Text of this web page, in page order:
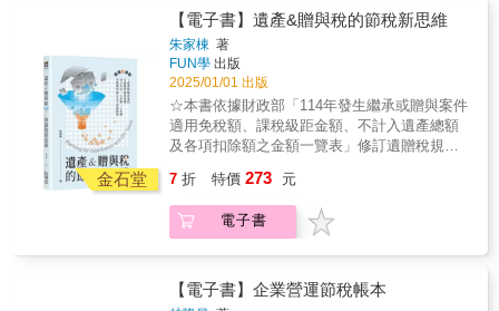
加，例如男性60歲的保險成本是30歲的10.3
倍，作者初步估算，如果你的投資保單的投報
率是3%的話，保單價值在87歲時失效。如果投
報率是0%，會在67歲失效。許多投資人沒有弄
清楚，到時白忙一場。說它是地獄保單，也許
有點誇張，但不是全無道理！作者在書中公開
友人的1,000萬元投資型保單，10年共繳了783
零！ && 邏輯思考及常識貫穿全書的內容。作
者一位40幾歲友人想買的保單如下，並問作者
的看法。 這是○○人壽的「20年繳／終身意外
險」，在16歲至50歲買此份「20年繳／終身意
外險」的保費，同樣是17,390元／年。保費並
無年齡上的差異，20年的總繳保費共347,800
元；此份保單給付項目多，還有101歲祝壽金10
研究資訊／數據的三步曲，作者曾以此三步
曲，寫過《拒當下流老人的退休理財計劃》等4
本理財暢銷書，本書即是以常識邏輯思考，進
行比較分析，探討（人身）保險商品之必要性
與適用性。 & 本書帶你深入瞭解保單關鍵細
節！ 讓你不被當肥羊，能夠聰明買保險！ & 在
深入了解之後，作者發現許多投保人必須了解
的關鍵細節。 & 舉例來說，投資型保單有一個
內扣的費用，保險成本（簡單的說就是保險公
司用來支付理賠的費用）。它是直接由你的保
單帳戶價值中扣除。因此你很難察覺這筆支
出。如果你的保單帳戶價值，小於保險成本，
加，例如男性60歲的保險成本是30歲的10.3
少者不爭。畢竟，上門找會計師、律師諮商，
動輒都是以「小時」計費，代價太高，我們用
一本書的親民價格，幫你省下萬萬稅。◎生前
是贈與，死後叫遺產，怎麼讓老者心安、少者
不爭？․藝人陳松勇決定把遺產全部留給看護，
但律師提醒， 陳松勇的弟弟仍有「特留分」，
不能不給。什麼是特留分、應繼分？․長榮集團
力， 導致四子張國煒被逼出長榮航空。有效遺
囑有5種，意識不清時才寫恐無效。 ․提早分好
財產，兒女拿了錢就把我送進安養院…… 作者
節省遺產稅最簡單的方法是「買保險」，把小
孩列為受益人，遺產稅幾乎砍半。 （書中列表
稅的布局》 ◎退休金被騙去投資、假冒遠房親
戚來借錢……怎麼才能守住老本，安享晚年？
◎佳偶變怨偶，怎麼保住財產不被另一半奪
走？ ◎貸款去投資，賺錢又能節遺產稅。金額
沒算好，國稅局會追查。別以為「爭產」這件
事，只有身家上億的豪門才會發生，一般家庭
照樣會為了爭一塊地、一棟房甚至一張紙，為
了財產分配，親人變仇人。執業超過20年的信
達聯合會計師事務所所長胡碩勻，天天遇到這
的布局》──他的關於財稅的第一本書，更要分
享他自執業以來最多人問的兩大問題：「遺產
和贈與」的節稅細節。因為光懂法條沒有用，
你得了解其中的操作細節，財產怎麼贈，孩子
拿了錢還是會孝順；遺產怎麼分，老者心安、
金石堂
【電子書】遺產&贈與稅的節稅新思維
朱家棟 著
FUN學 出版
2025/01/01 出版
☆本書依據財政部「114年發生繼承或贈與案件
適用免稅額、課稅級距金額、不計入遺產總額
及各項扣除額之金額一覽表」修訂遺贈稅規劃
遺產申報全攻略遺贈稅規劃 Part 3──4方法／4
步驟／5目標精選30個Q&A諮詢案例「朱老師稅
務放大鏡」●遺產不想分給家人該怎麼做？●子
20%，如何降至10%以下？●如何移轉仍有主控
權？別在該規劃時，選擇等待、遲疑、或晚點
7 折 特價 273 元
電子書
【電子書】企業營運節稅帳本